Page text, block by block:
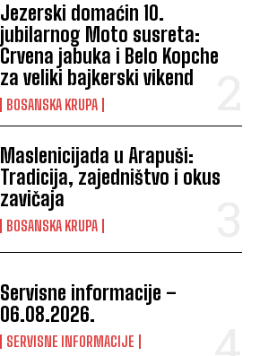
Jezerski domaćin 10.
jubilarnog Moto susreta:
Crvena jabuka i Belo Kopche
za veliki bajkerski vikend
BOSANSKA KRUPA
Maslenicijada u Arapuši:
Tradicija, zajedništvo i okus
zavičaja
BOSANSKA KRUPA
Servisne informacije –
06.08.2026.
SERVISNE INFORMACIJE